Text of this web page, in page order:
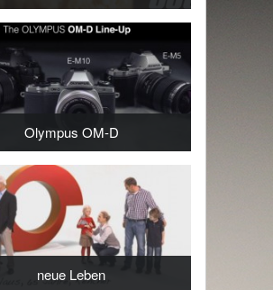
Olympus OM-D
neue Leben